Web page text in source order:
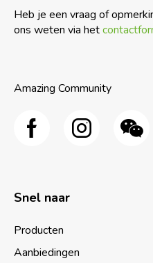
Heb je een vraag of
ons weten via het
Amazing Community
Snel naar
Producten
Aanbiedingen